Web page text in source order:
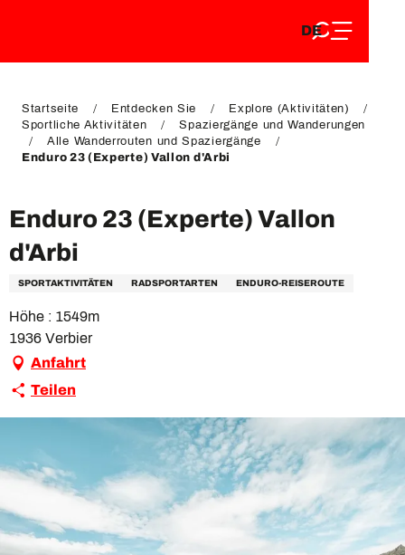
EN
DE
FR
Startseite Entdecken Sie
Explore (Aktivitäten)
Sportliche Aktivitäten
Spaziergänge und Wanderungen
Alle Wanderrouten und Spaziergänge
Enduro 23 (Experte) Vallon d'Arbi
Enduro 23 (Experte) Vallon
d'Arbi
SPORTAKTIVITÄTEN RADSPORTARTEN ENDURO-REISEROUTE
Höhe : 1549m
1936 Verbier
Anfahrt
Teilen